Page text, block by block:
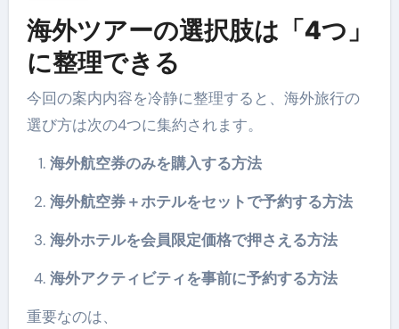
海外ツアーの選択肢は「4つ」
に整理できる
今回の案内内容を冷静に整理すると、海外旅行の
選び方は次の4つに集約されます。
海外航空券のみを購入する方法
海外航空券＋ホテルをセットで予約する方法
海外ホテルを会員限定価格で押さえる方法
海外アクティビティを事前に予約する方法
重要なのは、